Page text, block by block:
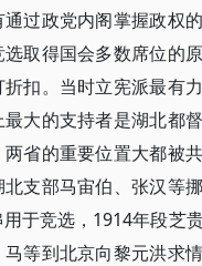
过政党内阁掌握政权
取得国会多数席位的
扣。当时立宪派最有
大的支持者是湖北都
省的重要位置大都被共
支部马宙伯、张汉等
于竞选，1914年段芝
等到北京向黎元洪求